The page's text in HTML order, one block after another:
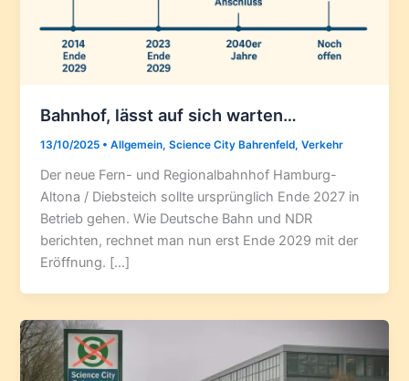
Bahnhof, lässt auf sich warten…
13/10/2025 •Allgemein,Science City Bahrenfeld,Verkehr
Der neue Fern- und Regionalbahnhof Hamburg-
Altona / Diebsteich sollte ursprünglich Ende 2027 in
Betrieb gehen. Wie Deutsche Bahn und NDR
berichten, rechnet man nun erst Ende 2029 mit der
Eröffnung. […]